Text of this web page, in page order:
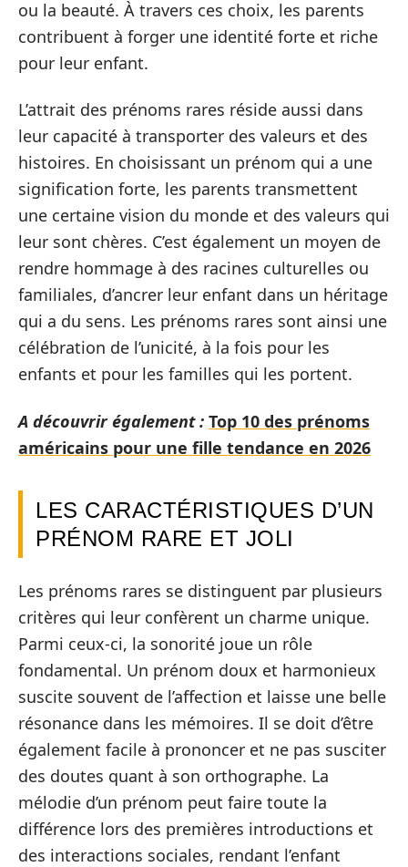
ou la beauté. À travers ces choix, les parents
contribuent à forger une identité forte et riche
pour leur enfant.
L’attrait des prénoms rares réside aussi dans
leur capacité à transporter des valeurs et des
histoires. En choisissant un prénom qui a une
signification forte, les parents transmettent
une certaine vision du monde et des valeurs qui
leur sont chères. C’est également un moyen de
rendre hommage à des racines culturelles ou
familiales, d’ancrer leur enfant dans un héritage
qui a du sens. Les prénoms rares sont ainsi une
célébration de l’unicité, à la fois pour les
enfants et pour les familles qui les portent.
A découvrir également : Top 10 des prénoms
américains pour une fille tendance en 2026
LES CARACTÉRISTIQUES D’UN
PRÉNOM RARE ET JOLI
Les prénoms rares se distinguent par plusieurs
critères qui leur confèrent un charme unique.
Parmi ceux-ci, la sonorité joue un rôle
fondamental. Un prénom doux et harmonieux
suscite souvent de l’affection et laisse une belle
résonance dans les mémoires. Il se doit d’être
également facile à prononcer et ne pas susciter
des doutes quant à son orthographe. La
mélodie d’un prénom peut faire toute la
différence lors des premières introductions et
des interactions sociales, rendant l’enfant